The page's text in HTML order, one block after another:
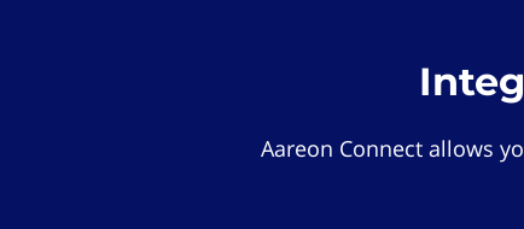
Aareon Connect allows